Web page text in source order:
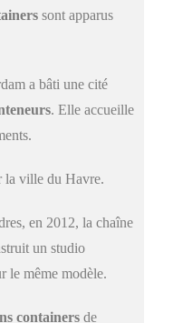
sont apparus
a bâti une cité
. Elle accueille
la ville du Havre.
en 2012, la chaîne
un studio
le même modèle.
containers de